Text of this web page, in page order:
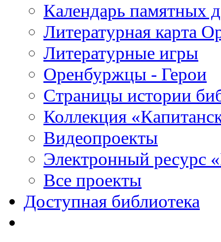
Календарь памятных
Литературная карта
Литературные игры
Оренбуржцы - Герои
Страницы истории
Коллекция
Видеопроекты
Электронный ресурс
Все проекты
Доступная библиотека